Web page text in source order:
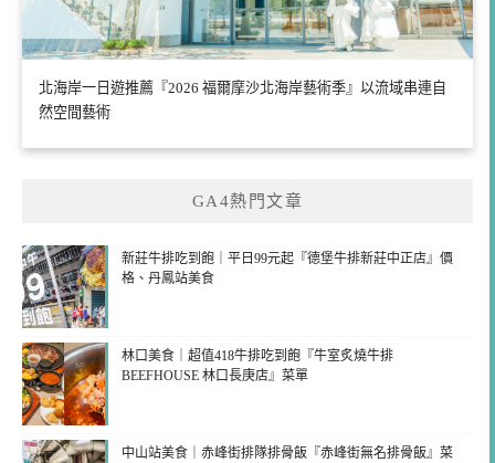
北海岸一日遊推薦『2026 福爾摩沙北海岸藝術季』以流域串連自
然空間藝術
GA4熱門文章
新莊牛排吃到飽｜平日99元起『德堡牛排新莊中正店』價
格、丹鳳站美食
林口美食｜超值418牛排吃到飽『牛室炙燒牛排
BEEFHOUSE 林口長庚店』菜單
中山站美食｜赤峰街排隊排骨飯『赤峰街無名排骨飯』菜